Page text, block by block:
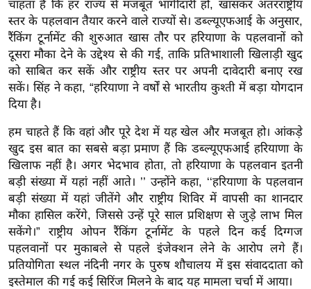
इं
डि
या
सा
हि
त्य
ज
ग
त
ऑ
टो
व
र्ल्ड
न्यू
ज
चाहता है कि हर राज्य से मजबूत भागीदारी हो, खासकर अंतरराष्ट्रीय
स्तर के पहलवान तैयार करने वाले राज्यों से। डब्ल्यूएफआई के अनुसार,
रैंकिंग टूर्नामेंट की शुरुआत खास तौर पर हरियाणा के पहलवानों को
दूसरा मौका देने के उद्देश्य से की गई, ताकि प्रतिभाशाली खिलाड़ी खुद
को साबित कर सकें और राष्ट्रीय स्तर पर अपनी दावेदारी बनाए रख
सकें। सिंह ने कहा, “हरियाणा ने वर्षों से भारतीय कुश्ती में बड़ा योगदान
दिया है।
हम चाहते हैं कि वहां और पूरे देश में यह खेल और मजबूत हो। आंकड़े
खुद इस बात का सबसे बड़ा प्रमाण हैं कि डब्ल्यूएफआई हरियाणा के
खिलाफ नहीं है। अगर भेदभाव होता, तो हरियाणा के पहलवान इतनी
बड़ी संख्या में यहां नहीं आते। ’’ उन्होंने कहा, ‘‘हरियाणा के पहलवान
बड़ी संख्या में यहां जीतेंगे और राष्ट्रीय शिविर में वापसी का शानदार
मौका हासिल करेंगे, जिससे उन्हें पूरे साल प्रशिक्षण से जुड़े लाभ मिल
सकेंगे।” राष्ट्रीय ओपन रैंकिंग टूर्नामेंट के पहले दिन कई दिग्गज
पहलवानों पर मुकाबले से पहले इंजेक्शन लेने के आरोप लगे हैं।
प्रतियोगिता स्थल नंदिनी नगर के पुरुष शौचालय में इस संवाददाता को
इस्तेमाल की गई कई सिरिंज मिलने के बाद यह मामला चर्चा में आया।